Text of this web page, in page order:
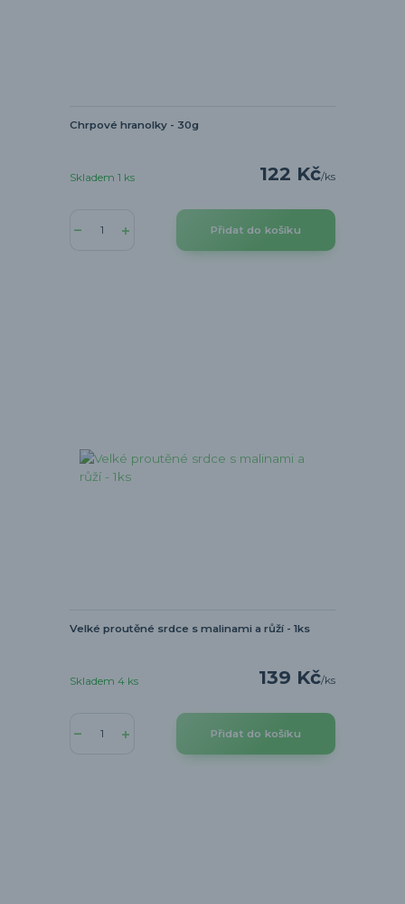
Chrpové hranolky - 30g
122 Kč/ks
Skladem 1 ks
Přidat do košíku
Velké proutěné srdce s malinami a růží - 1ks
139 Kč/ks
Skladem 4 ks
Přidat do košíku